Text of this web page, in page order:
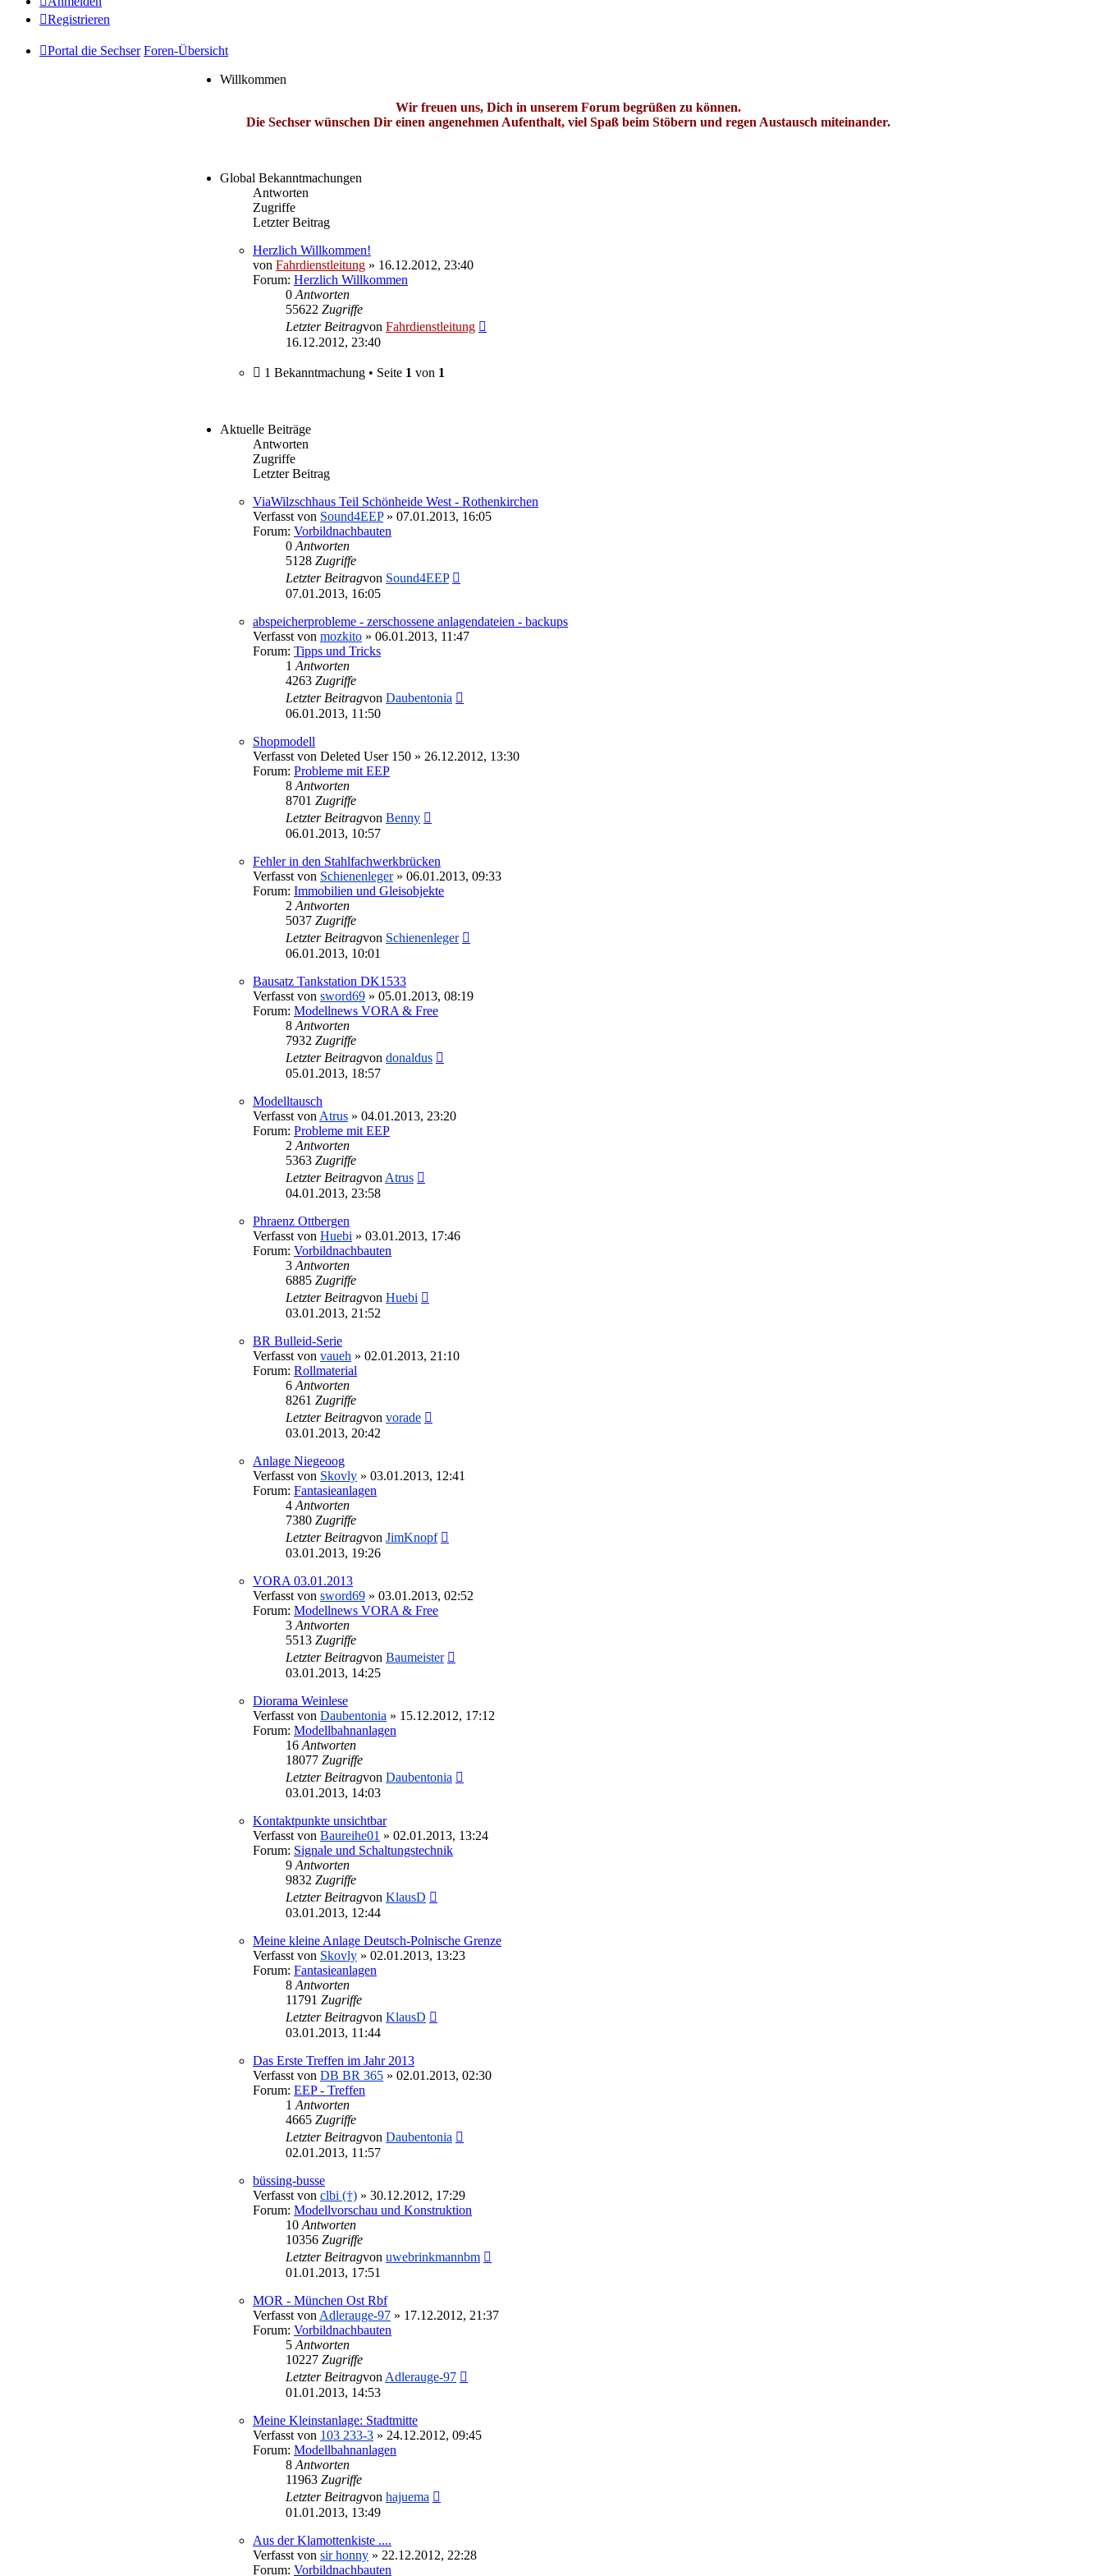
Registrieren
Portal die Sechser Foren-Übersicht
Willkommen
Wir freuen uns, Dich in unserem Forum begrüßen zu können.
Die Sechser wünschen Dir einen angenehmen Aufenthalt, viel Spaß beim Stöbern und regen Austausch miteinander.
Global Bekanntmachungen
Antworten
Zugriffe
Letzter Beitrag
Herzlich Willkommen!
von Fahrdienstleitung » 16.12.2012, 23:40
Forum: Herzlich Willkommen
0 Antworten
55622 Zugriffe
Letzter Beitragvon Fahrdienstleitung
16.12.2012, 23:40
1 Bekanntmachung • Seite 1 von 1
Aktuelle Beiträge
Antworten
Zugriffe
Letzter Beitrag
ViaWilzschhaus Teil Schönheide West - Rothenkirchen
Verfasst von Sound4EEP» 07.01.2013, 16:05
Forum: Vorbildnachbauten
0 Antworten
5128 Zugriffe
Letzter Beitragvon Sound4EEP
07.01.2013, 16:05
abspeicherprobleme - zerschossene anlagendateien - backups
Verfasst von mozkito » 06.01.2013, 11:47
Forum: Tipps und Tricks
1 Antworten
4263 Zugriffe
Letzter Beitragvon Daubentonia
06.01.2013, 11:50
Shopmodell
Verfasst von Deleted User 150 » 26.12.2012, 13:30
Forum: Probleme mit EEP
8 Antworten
8701 Zugriffe
Letzter Beitragvon Benny
06.01.2013, 10:57
Fehler in den Stahlfachwerkbrücken
Verfasst von Schienenleger» 06.01.2013, 09:33
Forum: Immobilien und Gleisobjekte
2 Antworten
5037 Zugriffe
Letzter Beitragvon Schienenleger
06.01.2013, 10:01
Bausatz Tankstation DK1533
Verfasst von sword69 » 05.01.2013, 08:19
Forum: Modellnews VORA & Free
8 Antworten
7932 Zugriffe
Letzter Beitragvon donaldus
05.01.2013, 18:57
Modelltausch
Verfasst von Atrus » 04.01.2013, 23:20
Forum: Probleme mit EEP
2 Antworten
5363 Zugriffe
Letzter Beitragvon Atrus
04.01.2013, 23:58
Phraenz Ottbergen
Verfasst von Huebi » 03.01.2013, 17:46
Forum: Vorbildnachbauten
3 Antworten
6885 Zugriffe
Letzter Beitragvon Huebi
03.01.2013, 21:52
BR Bulleid-Serie
Verfasst von vaueh » 02.01.2013, 21:10
Forum: Rollmaterial
6 Antworten
8261 Zugriffe
Letzter Beitragvon vorade
03.01.2013, 20:42
Anlage Niegeoog
Verfasst von Skovly » 03.01.2013, 12:41
Forum: Fantasieanlagen
4 Antworten
7380 Zugriffe
Letzter Beitragvon JimKnopf
03.01.2013, 19:26
VORA 03.01.2013
Verfasst von sword69 » 03.01.2013, 02:52
Forum: Modellnews VORA & Free
3 Antworten
5513 Zugriffe
Letzter Beitragvon Baumeister
03.01.2013, 14:25
Diorama Weinlese
Verfasst von Daubentonia » 15.12.2012, 17:12
Forum: Modellbahnanlagen
16 Antworten
18077 Zugriffe
Letzter Beitragvon Daubentonia
03.01.2013, 14:03
Kontaktpunkte unsichtbar
Verfasst von Baureihe01 » 02.01.2013, 13:24
Forum: Signale und Schaltungstechnik
9 Antworten
9832 Zugriffe
Letzter Beitragvon KlausD
03.01.2013, 12:44
Meine kleine Anlage Deutsch-Polnische Grenze
Verfasst von Skovly » 02.01.2013, 13:23
Forum: Fantasieanlagen
8 Antworten
11791 Zugriffe
Letzter Beitragvon KlausD
03.01.2013, 11:44
Das Erste Treffen im Jahr 2013
Verfasst von DB BR 365 » 02.01.2013, 02:30
Forum: EEP - Treffen
1 Antworten
4665 Zugriffe
Letzter Beitragvon Daubentonia
02.01.2013, 11:57
büssing-busse
Verfasst von clbi (†) » 30.12.2012, 17:29
Forum: Modellvorschau und Konstruktion
10 Antworten
10356 Zugriffe
Letzter Beitragvon uwebrinkmannbm
01.01.2013, 17:51
MOR - München Ost Rbf
Verfasst von Adlerauge-97 » 17.12.2012, 21:37
Forum: Vorbildnachbauten
5 Antworten
10227 Zugriffe
Letzter Beitragvon Adlerauge-97
01.01.2013, 14:53
Meine Kleinstanlage: Stadtmitte
Verfasst von 103 233-3 » 24.12.2012, 09:45
Forum: Modellbahnanlagen
8 Antworten
11963 Zugriffe
Letzter Beitragvon hajuema
01.01.2013, 13:49
Aus der Klamottenkiste ....
Verfasst von sir honny » 22.12.2012, 22:28
Forum: Vorbildnachbauten